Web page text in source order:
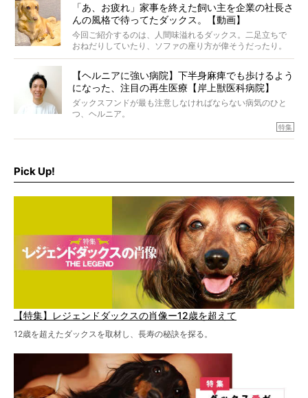
「あ、お疲れ」家事を終えた飼い主を企業の社長さ
んの風格で待ってたダックス。【動画】
今回ご紹介するのは、人間味溢れるダックス。二足立ちで
おねだりしていたり、ソファの座り方が偉そうだったり。
今にも言葉を発しそうなダックスの姿は、もう人間にしか
【ヘルニアに強い病院】下半身麻痺でも歩けるよう
になった、注目の再生医療【岸上獣医科病院】
ダックスフンドが最も注意しなければならない病気のひと
つ、ヘルニア。
特集『ヘルニアに、負けない』では、ヘルニアに強い動物
を点滴投与する治療により、歩けなかった子が投与37日で
特集
Pick Up!
【特集】レジェンドダックスの肖像ー12歳を超えて
12歳を超えたダックスを取材し、長寿の秘訣を探る。